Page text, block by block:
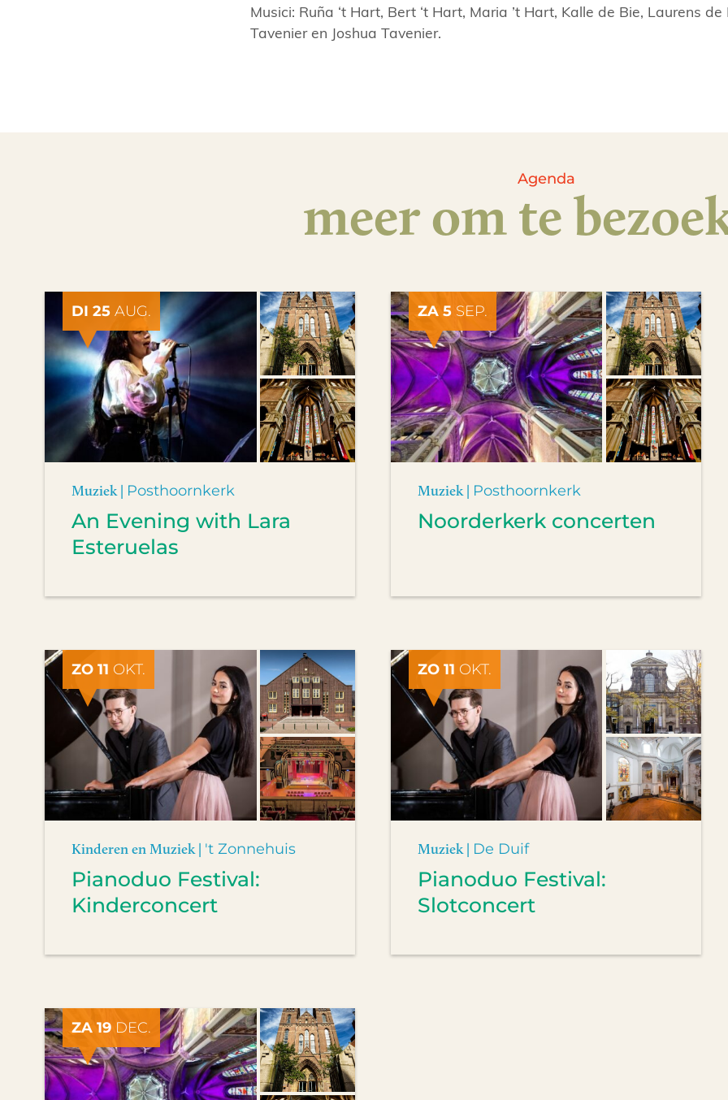
Musici: Ruña ‘t Hart, Bert ‘t Hart, Maria ’t Hart, Kalle de Bie, Laurens
Tavenier en Joshua Tavenier.
Agenda
meer om te
DI 25 AUG.
Muziek | Posthoornkerk
An Evening with Lara
Esteruelas
ZA 5SEP.
Muziek | Posthoornkerk
Noorderkerk concerten
ZO 11 OKT.
Kinderen en Muziek | 't Zonnehuis
Pianoduo Festival:
Kinderconcert
ZO 11 OKT.
Muziek | De Duif
Pianoduo Festival:
Slotconcert
ZA 19 DEC.